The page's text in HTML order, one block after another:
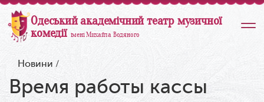
Одеський академічний театр музичної
комедії імені Михайла Водяного
Новини /
Время работы кассы